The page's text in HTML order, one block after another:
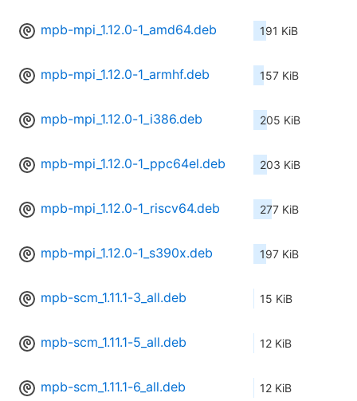
mpb-mpi_1.12.0-1_amd64.deb 191 KiB
mpb-mpi_1.12.0-1_armhf.deb 157 KiB
mpb-mpi_1.12.0-1_i386.deb 205 KiB
mpb-mpi_1.12.0-1_ppc64el.deb 203 KiB
mpb-mpi_1.12.0-1_riscv64.deb 277 KiB
mpb-mpi_1.12.0-1_s390x.deb 197 KiB
mpb-scm_1.11.1-3_all.deb 15 KiB
mpb-scm_1.11.1-5_all.deb 12 KiB
mpb-scm_1.11.1-6_all.deb 12 KiB